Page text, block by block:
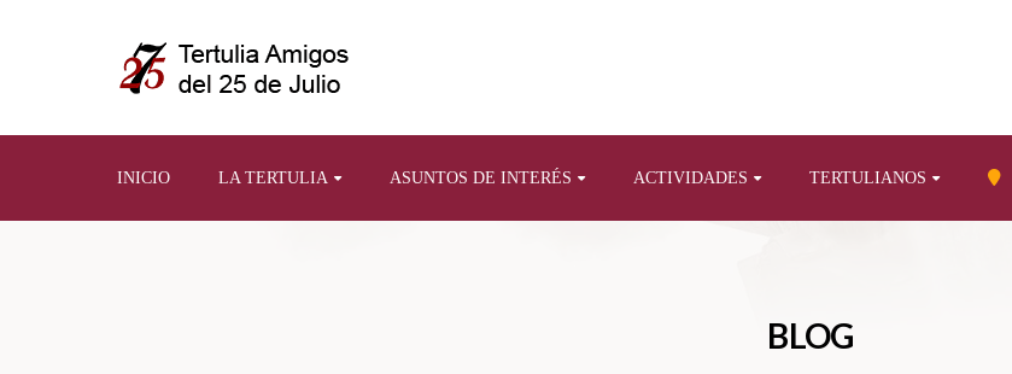
INICIO LA TERTULIA ASUNTOS DE INTERÉS ACTIVIDADES TERTULIANOS
BLOG